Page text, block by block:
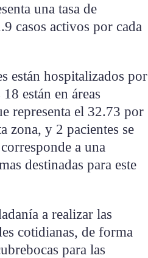
una tasa de
casos activos por cada
están hospitalizados por
están en áreas
representa el 32.73 por
zona, y 2 pacientes se
a una
destinadas para este
a realizar las
cotidianas, de forma
para las